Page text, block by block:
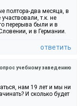
полтора-два месяца, в
т.к. не
перерыва были и в
и в Германии.
ответить
учебному заведению
нам 19 лет и мы ни
И сколько будет